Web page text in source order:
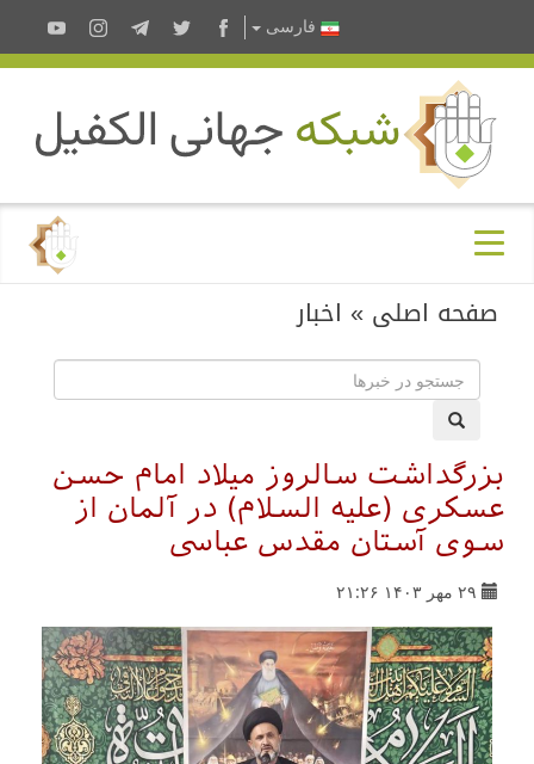
فارسى
صفحه اصلی » اخبار
بزرگداشت سالروز میلاد امام حسن
عسکری (علیه السلام) در آلمان از
سوی آستان مقدس عباسی
۲۹ مهر ۱۴۰۳ ۲۱:۲۶